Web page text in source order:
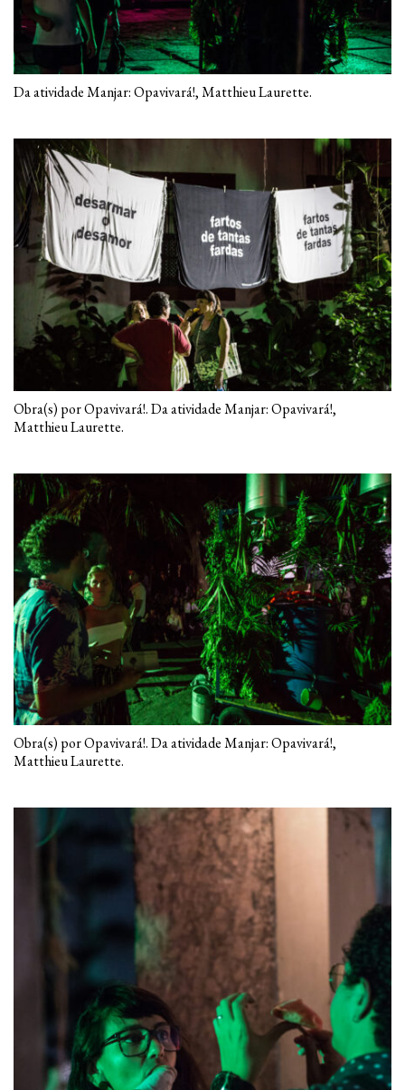
Da atividade Manjar: Opavivará!, Matthieu Laurette.
Obra(s) por Opavivará!. Da atividade Manjar: Opavivará!,
Matthieu Laurette.
Obra(s) por Opavivará!. Da atividade Manjar: Opavivará!,
Matthieu Laurette.